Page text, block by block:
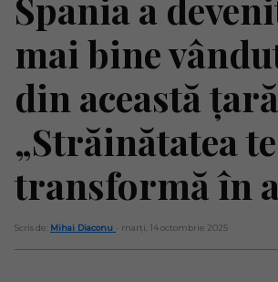
Spania a
mai bine
din această
„Străinătatea te
transformă în
Scris de: Mihai Diaconu - marți, 14 octombrie 2025